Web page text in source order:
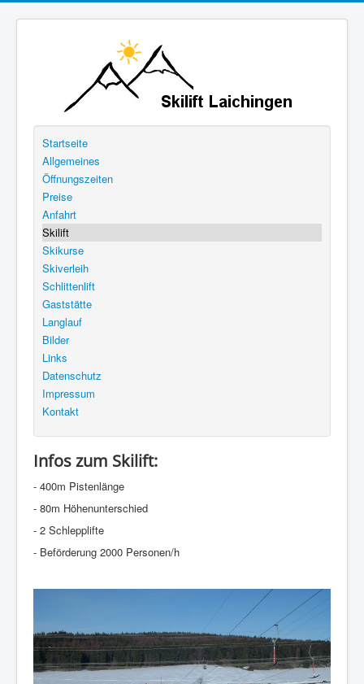
Startseite
Allgemeines
Öffnungszeiten
Preise
Anfahrt
Skilift
Skikurse
Skiverleih
Schlittenlift
Gaststätte
Langlauf
Bilder
Links
Datenschutz
Impressum
Kontakt
Infos zum Skilift:
- 400m Pistenlänge
- 80m Höhenunterschied
- 2 Schlepplifte
- Beförderung 2000 Personen/h